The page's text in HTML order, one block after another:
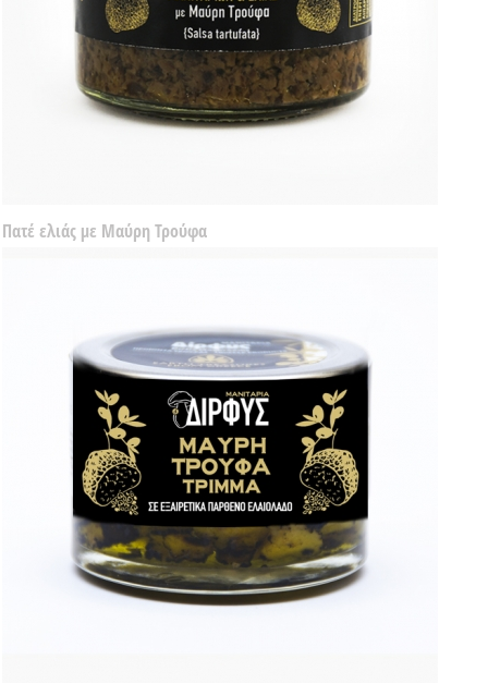
Πατέ ελιάς με Μαύρη Τρούφα